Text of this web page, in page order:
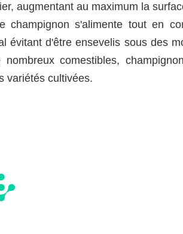
augmentant au maximum la
s'alimente tout en
évitant d'être ensevelis sous des
comestibles,
variétés cultivées.